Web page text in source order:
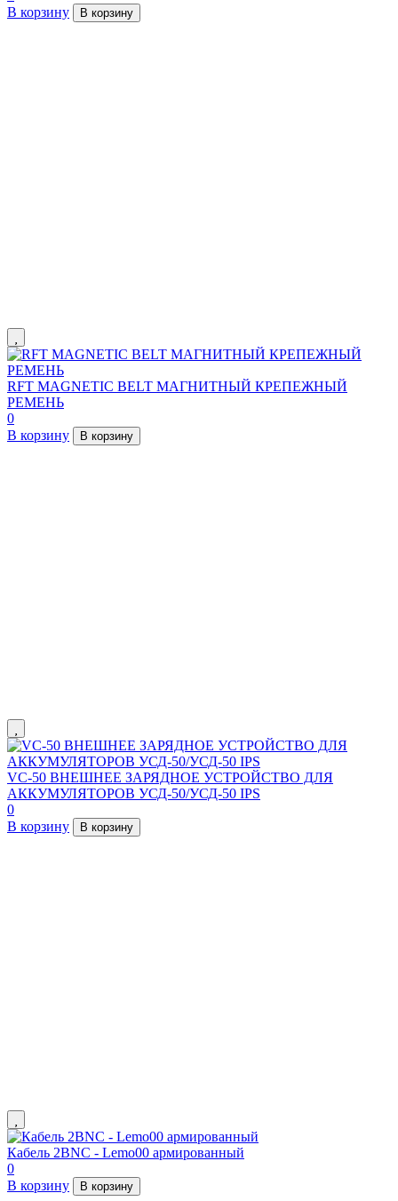
В корзину
В корзину
RFT MAGNETIC BELT МАГНИТНЫЙ КРЕПЕЖНЫЙ
РЕМЕНЬ
0
В корзину
В корзину
VC-50 ВНЕШНЕЕ ЗАРЯДНОЕ УСТРОЙСТВО ДЛЯ
АККУМУЛЯТОРОВ УСД-50/УСД-50 IPS
0
В корзину
В корзину
Кабель 2BNC - Lemo00 армированный
0
В корзину
В корзину